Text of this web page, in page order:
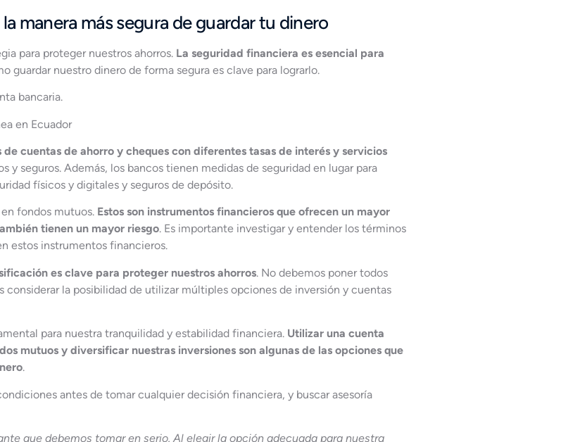
manera más segura de guardar tu dinero
para proteger nuestros ahorros. La seguridad financiera es esencial para
guardar nuestro dinero de forma segura es clave para lograrlo.
bancaria.
cuentas de ahorro y cheques con diferentes tasas de interés y servicios
y seguros. Además, los bancos tienen medidas de seguridad en lugar para
físicos y digitales y seguros de depósito.
fondos mutuos. Estos son instrumentos financieros que ofrecen un mayor
tienen un mayor riesgo. Es importante investigar y entender los términos
estos instrumentos financieros.
es clave para proteger nuestros ahorros. No debemos poner todos
considerar la posibilidad de utilizar múltiples opciones de inversión y cuentas
para nuestra tranquilidad y estabilidad financiera. Utilizar una cuenta
mutuos y diversificar nuestras inversiones son algunas de las opciones que
.
antes de tomar cualquier decisión financiera, y buscar asesoría
que debemos tomar en serio. Al elegir la opción adecuada para nuestra